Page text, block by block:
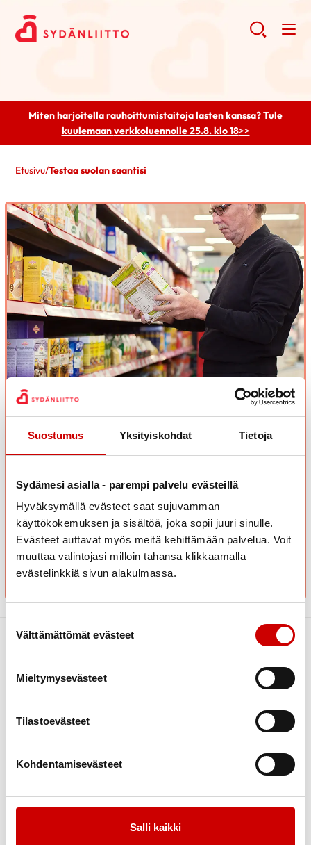
Suostumus Yksityiskohdat Tietoja
Sydämesi asialla - parempi palvelu evästeillä
Hyväksymällä evästeet saat sujuvamman
käyttökokemuksen ja sisältöä, joka sopii juuri sinulle.
Evästeet auttavat myös meitä kehittämään palvelua. Voit
muuttaa valintojasi milloin tahansa klikkaamalla
evästelinkkiä sivun alakulmassa.
Välttämättömät evästeet
Mieltymysevästeet
Tilastoevästeet
Kohdentamisevästeet
Salli kaikki
Miten harjoitella rauhoittumistaitoja lasten kanssa? Tule
kuulemaanverkkoluennolle 25.8. klo 18>>
Etusivu/Testaa suolan saantisi
Testaa suolan saantisi
Suolaa voi kertyä huomaamatta päivän mittaan useista eri
ruoista, minkä vuoksi sitä saadaan helposti liikaa. Liiallinen
käytöstäsi.
Valitse itseäsi parhaiten kuvaava vastausvaihtoehto.
ALOITA TESTI / STARTA TESTET
Terveys & Hyvinvointi